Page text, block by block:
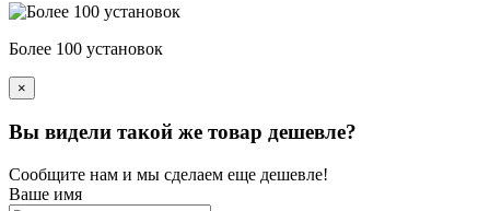
Более 100 установок
×
Вы видели такой же товар дешевле?
Сообщите нам и мы сделаем еще дешевле!
Ваше имя